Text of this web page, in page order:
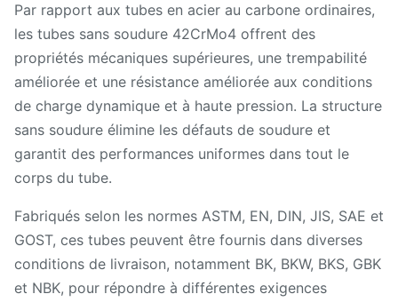
Par rapport aux tubes en acier au carbone ordinaires,
les tubes sans soudure 42CrMo4 offrent des
propriétés mécaniques supérieures, une trempabilité
améliorée et une résistance améliorée aux conditions
de charge dynamique et à haute pression. La structure
sans soudure élimine les défauts de soudure et
garantit des performances uniformes dans tout le
corps du tube.
Fabriqués selon les normes ASTM, EN, DIN, JIS, SAE et
GOST, ces tubes peuvent être fournis dans diverses
conditions de livraison, notamment BK, BKW, BKS, GBK
et NBK, pour répondre à différentes exigences